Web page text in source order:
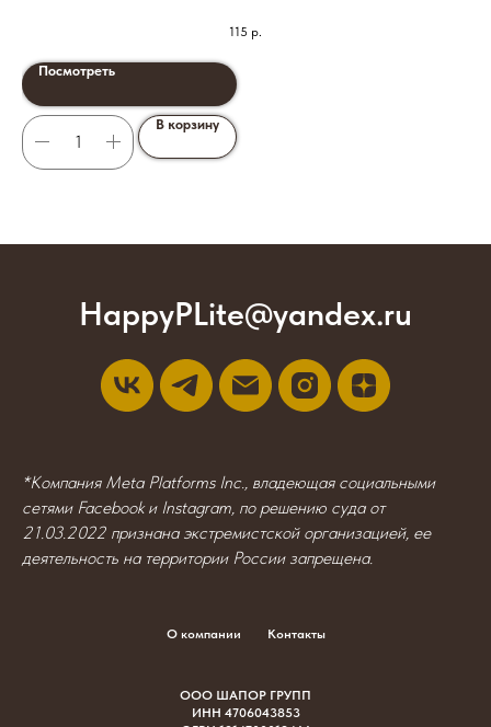
115 р.
Посмотреть
В корзину
HappyPLite@yandex.ru
*Компания Meta Platforms Inc., владеющая социальными
сетями Facebook и Instagram, по решению суда от
21.03.2022 признана экстремистской организацией, ее
деятельность на территории России запрещена.
О компании Контакты
ООО ШАПОР ГРУПП
ИНН 4706043853